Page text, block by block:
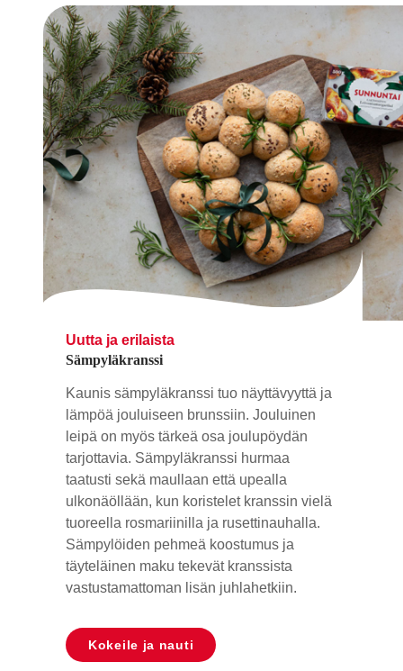
Uutta ja erilaista
Sämpyläkranssi
Kaunis sämpyläkranssi tuo näyttävyyttä ja
lämpöä jouluiseen brunssiin. Jouluinen
leipä on myös tärkeä osa joulupöydän
tarjottavia. Sämpyläkranssi hurmaa
taatusti sekä maullaan että upealla
ulkonäöllään, kun koristelet kranssin vielä
tuoreella rosmariinilla ja rusettinauhalla.
Sämpylöiden pehmeä koostumus ja
täyteläinen maku tekevät kranssista
vastustamattoman lisän juhlahetkiin.
Kokeile ja nauti